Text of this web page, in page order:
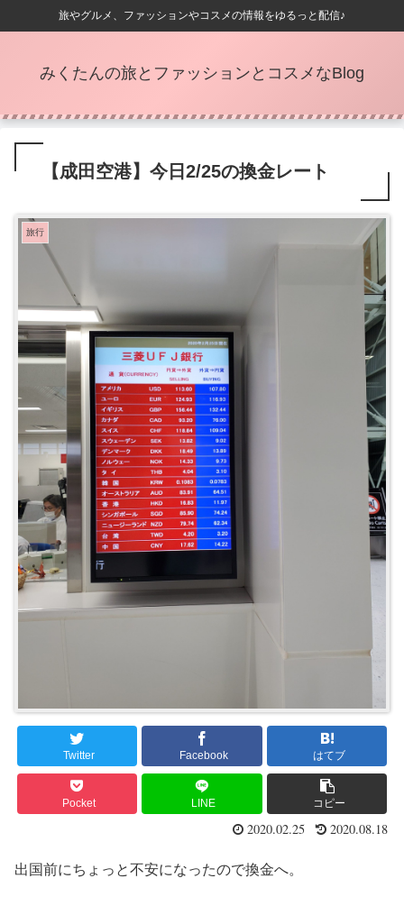
旅やグルメ、ファッションやコスメの情報をゆるっと配信♪
みくたんの旅とファッションとコスメなBlog
【成田空港】今日2/25の換金レート
旅行
Twitter Facebook はてブ
Pocket LINE コピー
2020.08.18
2020.02.25
出国前にちょっと不安になったので換金へ。